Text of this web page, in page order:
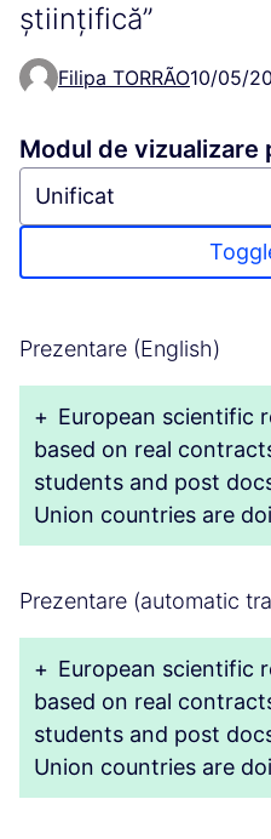
științifică”
Filipa TORRÃO10/05/
Modul de vizualizare
Prezentare (English)
+ European scientific
based on real
students and post
Union countries are
Prezentare (automatic
+ European scientific
based on real
students and post
Union countries are